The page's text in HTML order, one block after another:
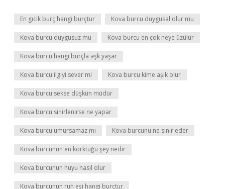
En gıcık burç hangi burçtur Kova burcu duygusal olur mu
Kova burcu duygusuz mu Kova burcu en çok neye üzülür
Kova burcu hangi burçla aşk yaşar
Kova burcu ilgiyi sever mi Kova burcu kime aşık olur
Kova burcu sekse düşkün müdür
Kova burcu sinirlenirse ne yapar
Kova burcu umursamaz mı Kova burcunu ne sinir eder
Kova burcunun en korktuğu şey nedir
Kova burcunun huyu nasıl olur
Kova burcunun ruh eşi hangi burçtur